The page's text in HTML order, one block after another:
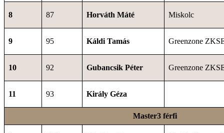
8 87 Horváth Máté Miskolc
9 95 Káldi Tamás Greenzone
10 92 Gubancsik Péter Greenzone
11 93 Király Géza
Master3 férfi